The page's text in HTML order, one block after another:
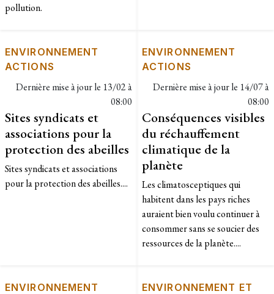
pollution.
ENVIRONNEMENT
ACTIONS
Dernière mise à jour le 13/02 à
08:00
Sites syndicats et
associations pour la
protection des abeilles
Sites syndicats et associations
pour la protection des abeilles....
ENVIRONNEMENT
ACTIONS
Dernière mise à jour le 14/07 à
08:00
Conséquences visibles
du réchauffement
climatique de la
planète
Les climatosceptiques qui
habitent dans les pays riches
auraient bien voulu continuer à
consommer sans se soucier des
ressources de la planète....
ENVIRONNEMENT
ENVIRONNEMENT ET